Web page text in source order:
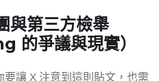
與第三方檢舉
的爭議與現實）
讓 X 注意到這則貼文，也需